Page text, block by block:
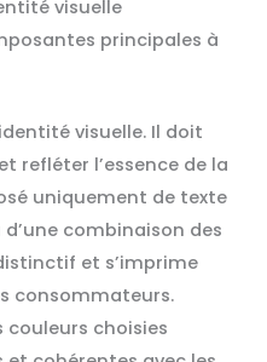
visuelle
principales à
visuelle. Il doit
refléter l’essence de la
uniquement de texte
combinaison des
et s’imprime
consommateurs.
couleurs choisies